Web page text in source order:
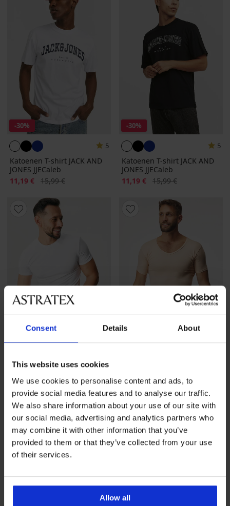
Consent Details About
This website uses cookies
We use cookies to personalise content and ads, to
provide social media features and to analyse our traffic.
We also share information about your use of our site with
our social media, advertising and analytics partners who
may combine it with other information that you’ve
provided to them or that they’ve collected from your use
of their services.
Allow all
-30%
5
Katoenen T-shirt JACK AND
JONES JJECaleb
Korting
11,19 € Oorspronkelijke prijs
15,99 €
-30%
5
Katoenen T-shirt JACK AND
JONES JJECaleb
Korting
11,19 € Oorspronkelijke prijs
15,99 €
2PACK T-shirts MEN-A
Bamboo
52,99 €
2PACK onzichtbare shirts
onder overhemd MEN-A met
...
56,99 €